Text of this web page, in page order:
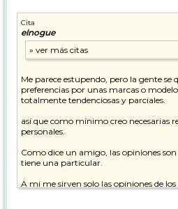
Cita
elnogue
Me parece estupendo, pero la gente se
preferencias por unas marcas o
totalmente tendenciosas y parciales.
así que como mínimo creo necesarias
personales.
Como dice un amigo, las opiniones
tiene una particular.
A mi me sirven solo las opiniones de